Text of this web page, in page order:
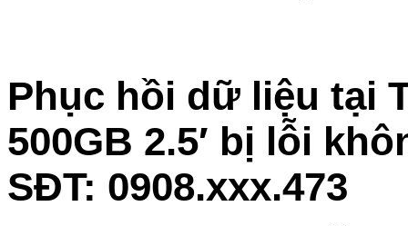
Phục hồi dữ liệu tại
500GB 2.5′ bị lỗi
SĐT: 0908.xxx.473